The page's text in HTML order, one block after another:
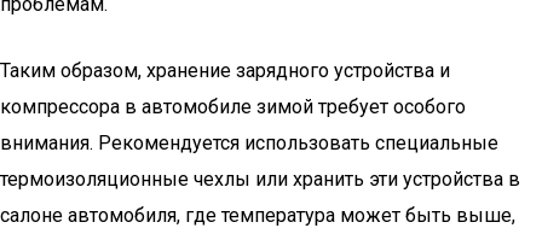
Таким образом, хранение зарядного устройства и
компрессора в автомобиле зимой требует особого
внимания. Рекомендуется использовать специальные
термоизоляционные чехлы или хранить эти устройства в
салоне автомобиля, где температура может быть выше,